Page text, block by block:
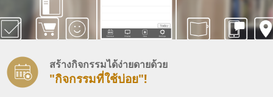
สร้างกิจกรรมได้ง่ายดายด้วย
"กิจกรรมที่ใช้บ่อย"!